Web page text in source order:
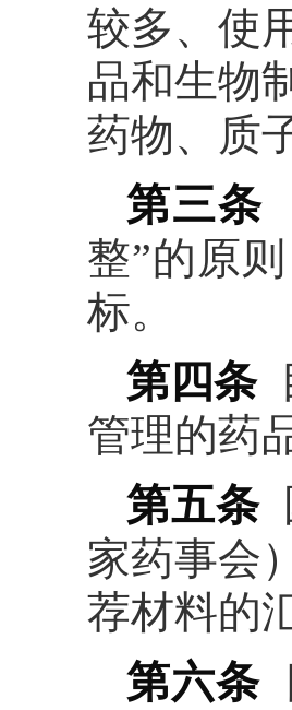
较多、使
品和生物
药物、质
第三条
整”的原
标。
第四条
管理的药
第五条
家药事会
荐材料的
第六条